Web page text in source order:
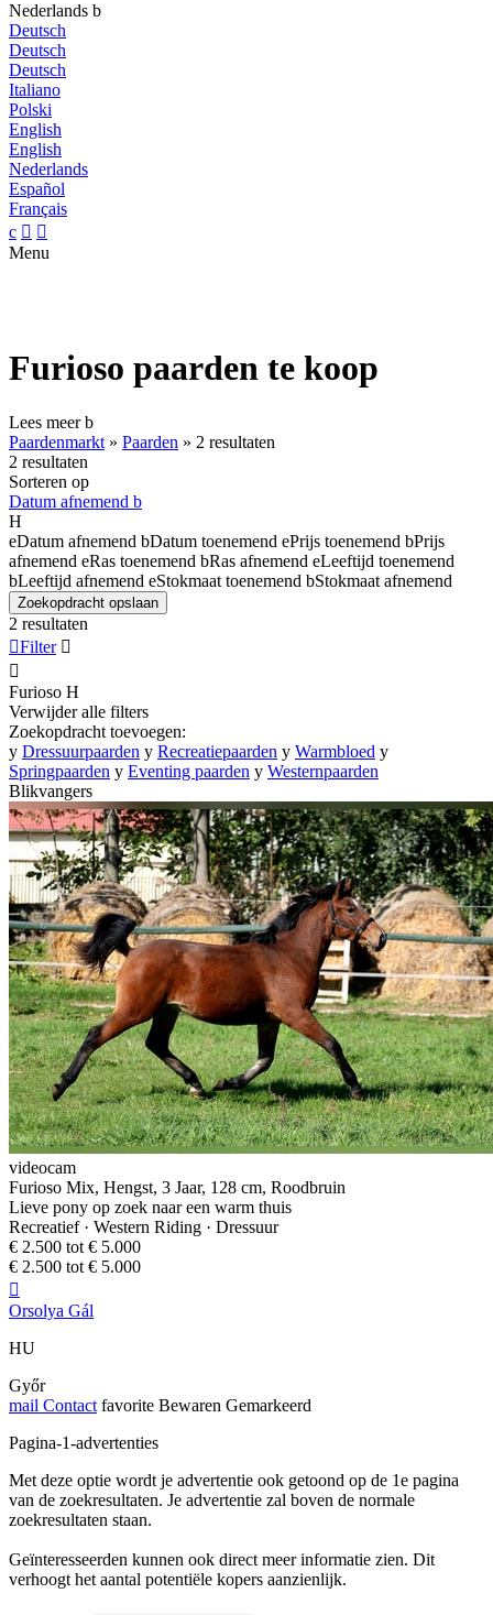
Nederlands b
Deutsch
Deutsch
Deutsch
Italiano
Polski
English
English
Nederlands
Español
Français
c  
Menu
Furioso paarden te koop
Lees meerb
Paardenmarkt » Paarden » 2 resultaten
2 resultaten
Sorteren op
Datum afnemend b
H
eDatum afnemend bDatum toenemend ePrijs toenemend bPrijs
afnemend eRas toenemend bRas afnemend eLeeftijd toenemend
bLeeftijd afnemend eStokmaat toenemend bStokmaat afnemend
Zoekopdracht opslaan
2 resultaten
Filter 

Furioso H
Verwijder alle filters
Zoekopdracht toevoegen:
y Dressuurpaarden y Recreatiepaarden y Warmbloed y
Springpaarden y Eventing paarden y Westernpaarden
Blikvangers
videocam
Furioso Mix, Hengst, 3 Jaar, 128 cm, Roodbruin
Lieve pony op zoek naar een warm thuis
Recreatief · Western Riding · Dressuur
€ 2.500 tot € 5.000
€ 2.500 tot € 5.000

Orsolya Gál
HU
Győr
mail Contact favorite Bewaren Gemarkeerd
Pagina-1-advertenties
Met deze optie wordt je advertentie ook getoond op de 1e pagina
van de zoekresultaten. Je advertentie zal boven de normale
zoekresultaten staan.
Geïnteresseerden kunnen ook direct meer informatie zien. Dit
verhoogt het aantal potentiële kopers aanzienlijk.